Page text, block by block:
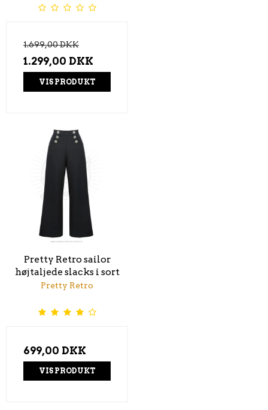
1.699,00 DKK
1.299,00 DKK
VIS PRODUKT
Pretty Retro sailor
højtaljede slacks i sort
Pretty Retro
699,00 DKK
VIS PRODUKT